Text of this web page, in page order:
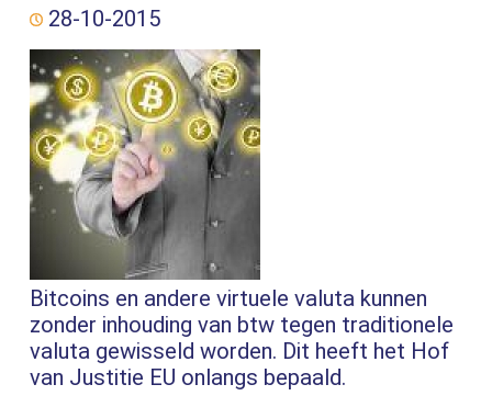
28-10-2015
Bitcoins en andere virtuele valuta kunnen
zonder inhouding van btw tegen traditionele
valuta gewisseld worden. Dit heeft het Hof
van Justitie EU onlangs bepaald.